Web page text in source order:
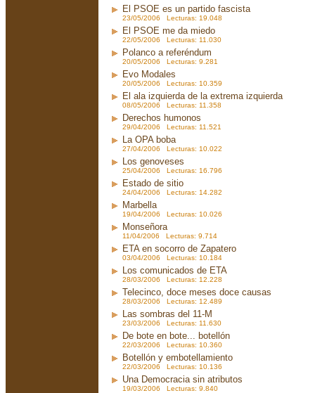
El PSOE es un partido fascista
23/05/2006 Lecturas: 19.048
El PSOE me da miedo
22/05/2006 Lecturas: 11.030
Polanco a referéndum
20/05/2006 Lecturas: 9.281
Evo Modales
20/05/2006 Lecturas: 10.359
El ala izquierda de la extrema izquierda
08/05/2006 Lecturas: 11.358
Derechos humonos
29/04/2006 Lecturas: 11.521
La OPA boba
27/04/2006 Lecturas: 10.022
Los genoveses
25/04/2006 Lecturas: 16.796
Estado de sitio
24/04/2006 Lecturas: 14.282
Marbella
19/04/2006 Lecturas: 10.026
Monseñora
11/04/2006 Lecturas: 9.714
ETA en socorro de Zapatero
03/04/2006 Lecturas: 10.184
Los comunicados de ETA
28/03/2006 Lecturas: 12.228
Telecinco, doce meses doce causas
28/03/2006 Lecturas: 12.489
Las sombras del 11-M
23/03/2006 Lecturas: 11.630
De bote en bote... botellón
22/03/2006 Lecturas: 10.360
Botellón y embotellamiento
22/03/2006 Lecturas: 10.136
Una Democracia sin atributos
19/03/2006 Lecturas: 9.840